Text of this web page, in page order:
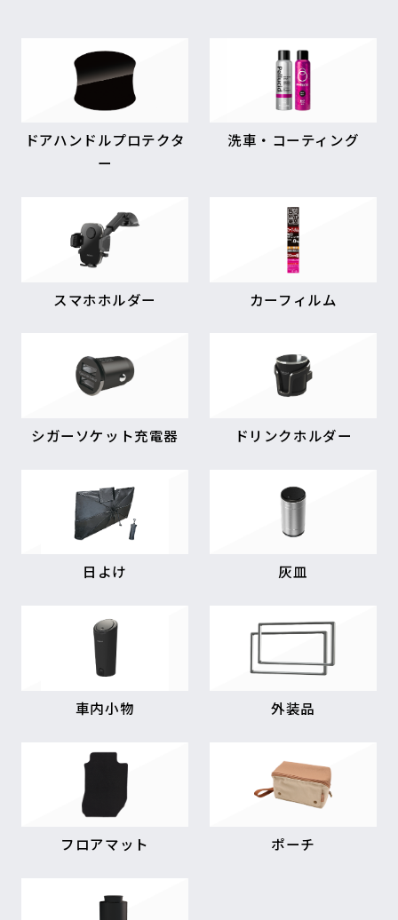
ドアハンドルプロテクタ
ー
洗車・コーティング
スマホホルダー カーフィルム
シガーソケット充電器 ドリンクホルダー
日よけ 灰皿
車内小物 外装品
フロアマット ポーチ